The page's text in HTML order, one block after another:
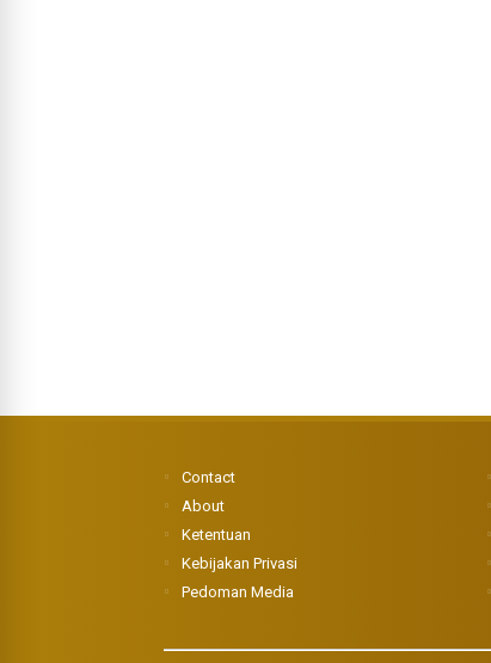
Contact
About
Ketentuan
Kebijakan Privasi
Pedoman Media